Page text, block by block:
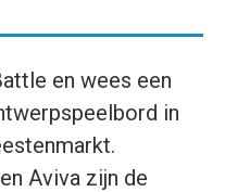
en wees een
in
Aviva zijn de